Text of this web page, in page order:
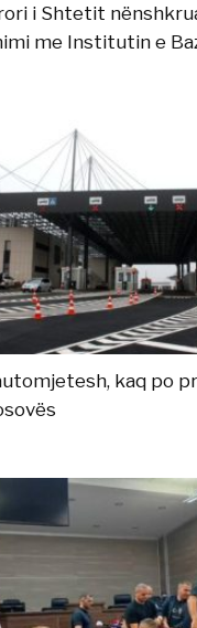
i Shtetit
me Institutin e
kaq po